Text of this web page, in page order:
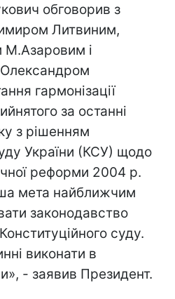
обговорив з
Литвиним,
М.Азаровим і
Олександром
гармонізації
за останні
з рішенням
України (КСУ) щодо
реформи 2004 р.
мета найближчим
законодавство
суду.
виконати в
- заявив Президент.